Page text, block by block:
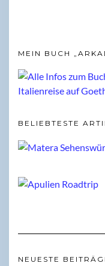
MEIN BUCH
BELIEBTESTE
NEUESTE